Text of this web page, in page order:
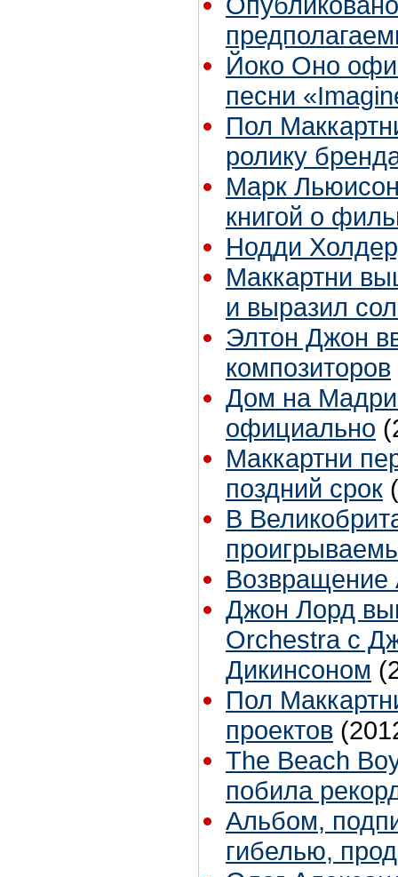
Йоко Оно
песни
Пол
ролику
Марк
книгой о
Нодди
Маккартни
и выразил
Элтон Джон
композиторов
Дом на
официально
Маккартни
поздний срок
В
Возвращение
Джон Лорд
Orchestra с
Дикинсоном
Пол
проектов
The Beach
побила
Альбом,
гибелью,